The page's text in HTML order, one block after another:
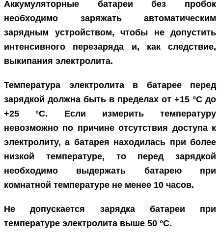
Аккумуляторные батареи без пробок
необходимо заряжать автоматическим
зарядным устройством, чтобы не допустить
интенсивного перезаряда и, как следствие,
выкипания электролита.
Температура электролита в батарее перед
зарядкой должна быть в пределах от +15 °С до
+25 °С. Если измерить температуру
невозможно по причине отсутствия доступа к
электролиту, а батарея находилась при более
низкой температуре, то перед зарядкой
необходимо выдержать батарею при
комнатной температуре не менее 10 часов.
Не допускается зарядка батареи при
температуре электролита выше 50 °С.